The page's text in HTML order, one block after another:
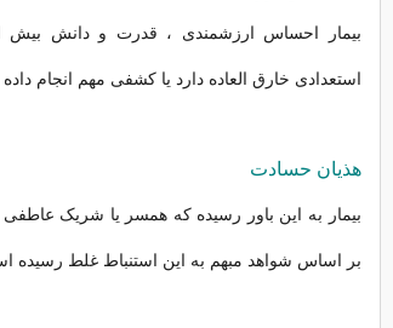
بیمار احساس ارزشمندی ، قدرت و دانش بیش
استعدادی خارق العاده دارد یا کشفی مهم انجام
هذیان حسادت
بیمار به این باور رسیده که همسر یا شریک عاطفی
بر اساس شواهد مبهم به این استنباط غلط رسیده